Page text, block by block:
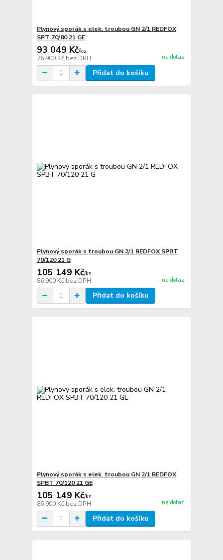
Plynový sporák s elek. troubou GN 2/1 REDFOX
SPT 70/80 21 GE
93 049 Kč/ks
76 900 Kč bez DPH na dotaz
Přidat do košíku
Plynový sporák s troubou GN 2/1 REDFOX SPBT
70/120 21 G
105 149 Kč/ks
86 900 Kč bez DPH na dotaz
Přidat do košíku
Plynový sporák s elek. troubou GN 2/1 REDFOX
SPBT 70/120 21 GE
105 149 Kč/ks
86 900 Kč bez DPH na dotaz
Přidat do košíku